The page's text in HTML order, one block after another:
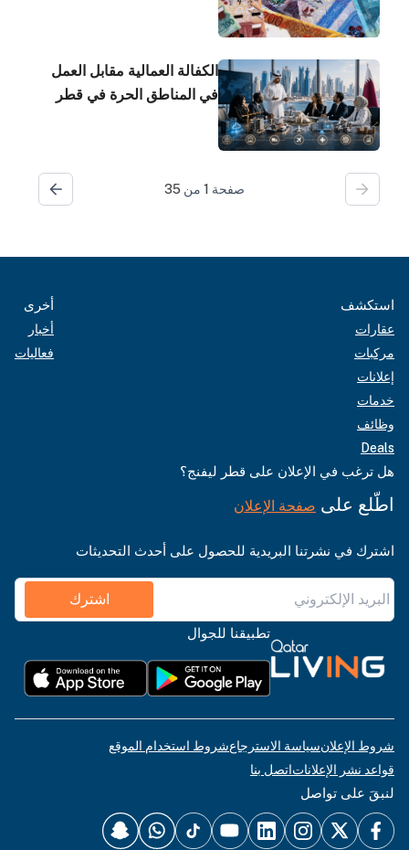
الكفالة العمالية مقابل العمل
في المناطق الحرة في قطر
صفحة 1 من 35
استكشف
عقارات
مركبات
إعلانات
خدمات
وظائف
Deals
أخرى
أخبار
فعاليات
هل ترغب في الإعلان على قطر ليفنج؟
اطّلع على صفحة الإعلان
اشترك في نشرتنا البريدية للحصول على أحدث التحديثات
اشترك
تطبيقنا للجوال
شروط الإعلانسياسة الاسترجاعشروط استخدام الموقع
قواعد نشر الإعلاناتاتصل بنا
لنبقَ على تواصل